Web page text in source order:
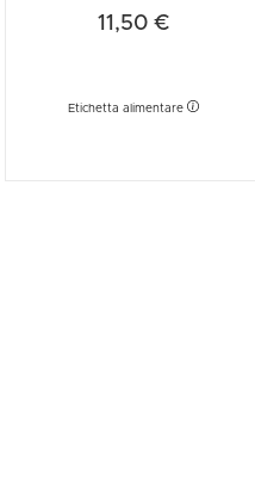
11,50 €
Etichetta alimentare